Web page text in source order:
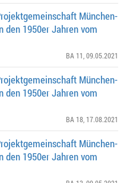
München-
den 1950er Jahren vom
BA 11 , 09.05.2021
München-
den 1950er Jahren vom
BA 18 , 17.08.2021
München-
den 1950er Jahren vom